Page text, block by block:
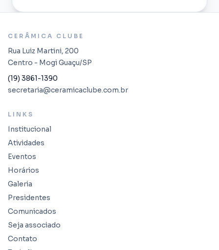
CERÂMICA CLUBE
Rua Luiz Martini, 200
Centro - Mogi Guaçu/SP
(19) 3861-1390
secretaria@ceramicaclube.com.br
LINKS
Institucional
Atividades
Eventos
Horários
Galeria
Presidentes
Comunicados
Seja associado
Contato